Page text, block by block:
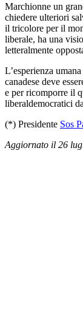
Marchionne un
chiedere ulteriori
il tricolore per il
liberale, ha una
letteralmente
L’esperienza
canadese deve
e per ricomporre il
liberaldemocratici
(*) Presidente Sos
Aggiornato il 26